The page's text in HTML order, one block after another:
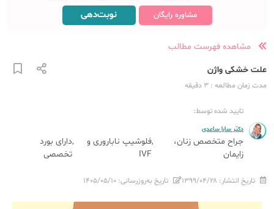
مشاوره رایگان نوبت‌دهی
مشاهده فهرست مطالب
علت خشکی واژن
مدت زمان مطالعه : 3 دقیقه
تایید شده توسط:
دکتر سارا ساعدی
جراح متخصص زنان،
زایمان
فلوشیپ ناباروری و
IVF
دارای بورد
تخصصی
تاریخ انتشار: ۱۳۹۹/۰۴/۲۸ تاریخ به‌روزرسانی: ۱۴۰۵/۰۵/۱۰